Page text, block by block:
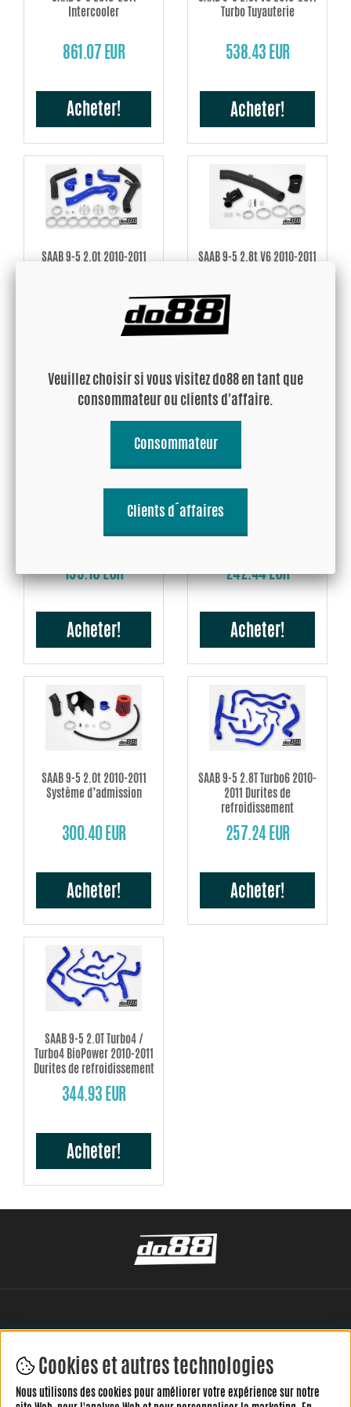
Intercooler
861.07 EUR
Acheter!
Turbo Tuyauterie
538.43 EUR
Acheter!
SAAB 9-5 2.0t 2010-2011
700.73 EUR
Acheter!
SAAB 9-5 2.8t V6 2010-2011
262.69 EUR
Acheter!
SAAB 9-5 2.0t 2010-2011
195.16 EUR
Acheter!
SAAB 9-5 2.8t V6 2010-2011
242.44 EUR
Acheter!
SAAB 9-5 2.0t 2010-2011
Système d’admission
300.40 EUR
Acheter!
SAAB 9-5 2.8T Turbo6 2010-
2011 Durites de
refroidissement
257.24 EUR
Acheter!
SAAB 9-5 2.0T Turbo4 /
Turbo4 BioPower 2010-2011
Durites de refroidissement
344.93 EUR
Acheter!
LAISSEZ VOTRE AVIS ICI
Cookies et autres technologies
Nous utilisons des cookies pour améliorer votre expérience sur notre
Veuillez choisir si vous visitez do88 en tant que
consommateur ou clients d'affaire.
Consommateur
Clients d´affaires